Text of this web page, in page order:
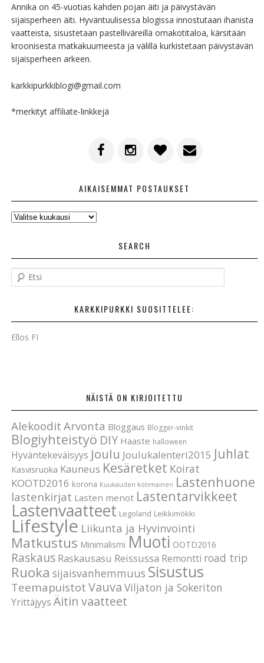
Annika on 45-vuotias kahden pojan äiti ja päivystävän
sijaisperheen äiti. Hyväntuulisessa blogissa innostutaan ihanista
vaatteista, sisustetaan pastelliväreillä omakotitaloa, kärsitään
kroonisesta matkakuumeesta ja välillä kurkistetaan päivystävän
sijaisperheen arkeen.
karkkipurkkiblogi@gmail.com
*merkityt affiliate-linkkejä
AIKAISEMMAT POSTAUKSET
AIKAISEMMAT
SEARCH
t
KARKKIPURKKI SUOSITTELEE:
Ellos FI
NÄISTÄ ON KIRJOITETTU
Alekoodit Arvonta Bloggaus Blogger-vinkit
Blogiyhteistyö DIY Haaste halloween
Hyväntekeväisyys Joulu Joulukalenteri2015 Juhlat
Kasvisruoka Kauneus Kesäretket Koirat
KOOTD2016 korona Kuukauden kotimainen Lastenhuone
lastenkirjat Lasten menot Lastentarvikkeet
Lastenvaatteet Legoland Leikkimökki
Lifestyle Liikunta ja Hyvinvointi
Matkustus Minimalismi Muoti OOTD2016
Raskaus Raskausasu Reissussa Remontti road trip
Ruoka sijaisvanhemmuus Sisustus
Teemapuistot Vauva Viljaton ja Sokeriton
Yrittäjyys Äitin vaatteet